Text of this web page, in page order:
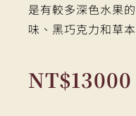
是有較多深色水果
味、黑巧克力和草
NT$13000